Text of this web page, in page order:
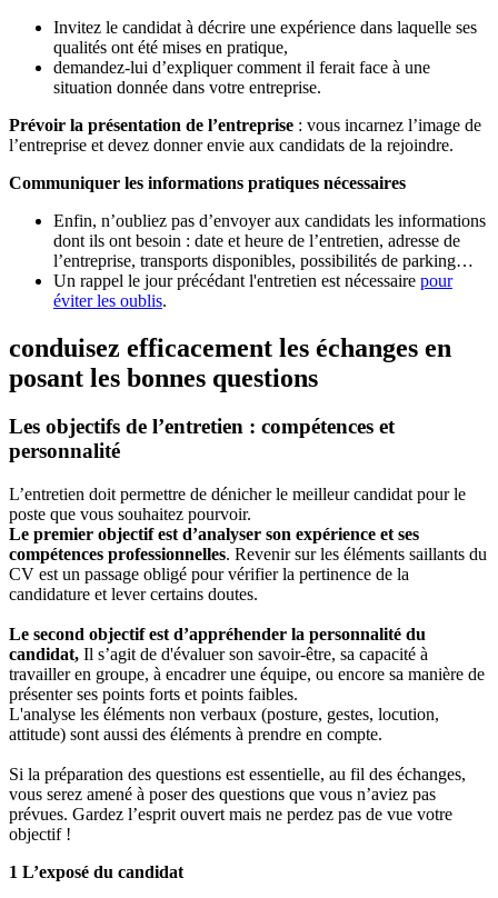
Invitez le candidat à décrire une expérience dans laquelle ses
qualités ont été mises en pratique,
demandez-lui d’expliquer comment il ferait face à une
situation donnée dans votre entreprise.
Prévoir la présentation de l’entreprise : vous incarnez l’image de
l’entreprise et devez donner envie aux candidats de la rejoindre.
Communiquer les informations pratiques nécessaires
Enfin, n’oubliez pas d’envoyer aux candidats les informations
dont ils ont besoin : date et heure de l’entretien, adresse de
l’entreprise, transports disponibles, possibilités de parking…
Un rappel le jour précédant l'entretien est nécessaire pour
éviter les oublis.
conduisez efficacement les échanges en
posant les bonnes questions
Les objectifs de l’entretien : compétences et
personnalité
L’entretien doit permettre de dénicher le meilleur candidat pour le
poste que vous souhaitez pourvoir.
Le premier objectif est d’analyser son expérience et ses
compétences professionnelles. Revenir sur les éléments saillants du
CV est un passage obligé pour vérifier la pertinence de la
candidature et lever certains doutes.
Le second objectif est d’appréhender la personnalité du
candidat, Il s’agit de d'évaluer son savoir-être, sa capacité à
travailler en groupe, à encadrer une équipe, ou encore sa manière de
présenter ses points forts et points faibles.
L'analyse les éléments non verbaux (posture, gestes, locution,
attitude) sont aussi des éléments à prendre en compte.
Si la préparation des questions est essentielle, au fil des échanges,
vous serez amené à poser des questions que vous n’aviez pas
prévues. Gardez l’esprit ouvert mais ne perdez pas de vue votre
objectif !
1 L’exposé du candidat